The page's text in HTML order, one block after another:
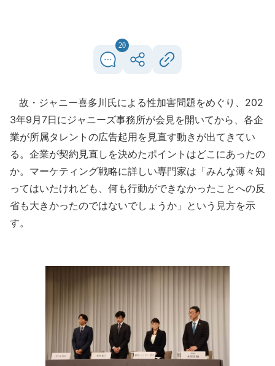
20
故・ジャニー喜多川氏による性加害問題をめぐり、202
3年9月7日にジャニーズ事務所が会見を開いてから、各企
業が所属タレントの広告起用を見直す動きが出てきてい
る。企業が契約見直しを決めたポイントはどこにあったの
か。マーケティング戦略に詳しい専門家は「みんな薄々知
ってはいたけれども、何も行動ができなかったことへの反
省も大きかったのではないでしょうか」という見方を示
す。